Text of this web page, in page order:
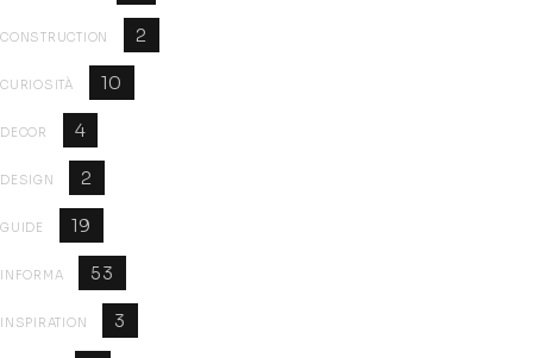
CONSTRUCTION 2
CURIOSITÀ 10
DECOR 4
DESIGN 2
GUIDE 19
INFORMA 53
INSPIRATION 3